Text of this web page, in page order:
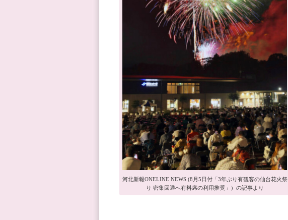
河北新報ONELINE NEWS (8月5日付「3年ぶり有観客の仙台花火祭
り 密集回避へ有料席の利用推奨」）の記事より